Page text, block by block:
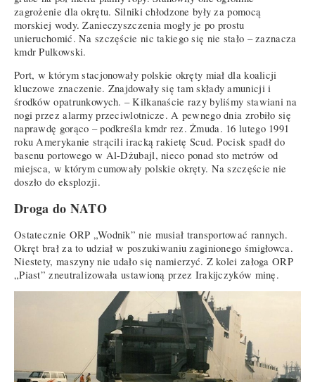
zagrożenie dla okrętu. Silniki chłodzone były za pomocą
morskiej wody. Zanieczyszczenia mogły je po prostu
unieruchomić. Na szczęście nic takiego się nie stało – zaznacza
kmdr Pulkowski.
Port, w którym stacjonowały polskie okręty miał dla koalicji
kluczowe znaczenie. Znajdowały się tam składy amunicji i
środków opatrunkowych. – Kilkanaście razy byliśmy stawiani na
nogi przez alarmy przeciwlotnicze. A pewnego dnia zrobiło się
naprawdę gorąco – podkreśla kmdr rez. Żmuda. 16 lutego 1991
roku Amerykanie strącili iracką rakietę Scud. Pocisk spadł do
basenu portowego w Al-Dżubajl, nieco ponad sto metrów od
miejsca, w którym cumowały polskie okręty. Na szczęście nie
doszło do eksplozji.
Droga do NATO
Ostatecznie ORP „Wodnik” nie musiał transportować rannych.
Okręt brał za to udział w poszukiwaniu zaginionego śmigłowca.
Niestety, maszyny nie udało się namierzyć. Z kolei załoga ORP
„Piast” zneutralizowała ustawioną przez Irakijczyków minę.